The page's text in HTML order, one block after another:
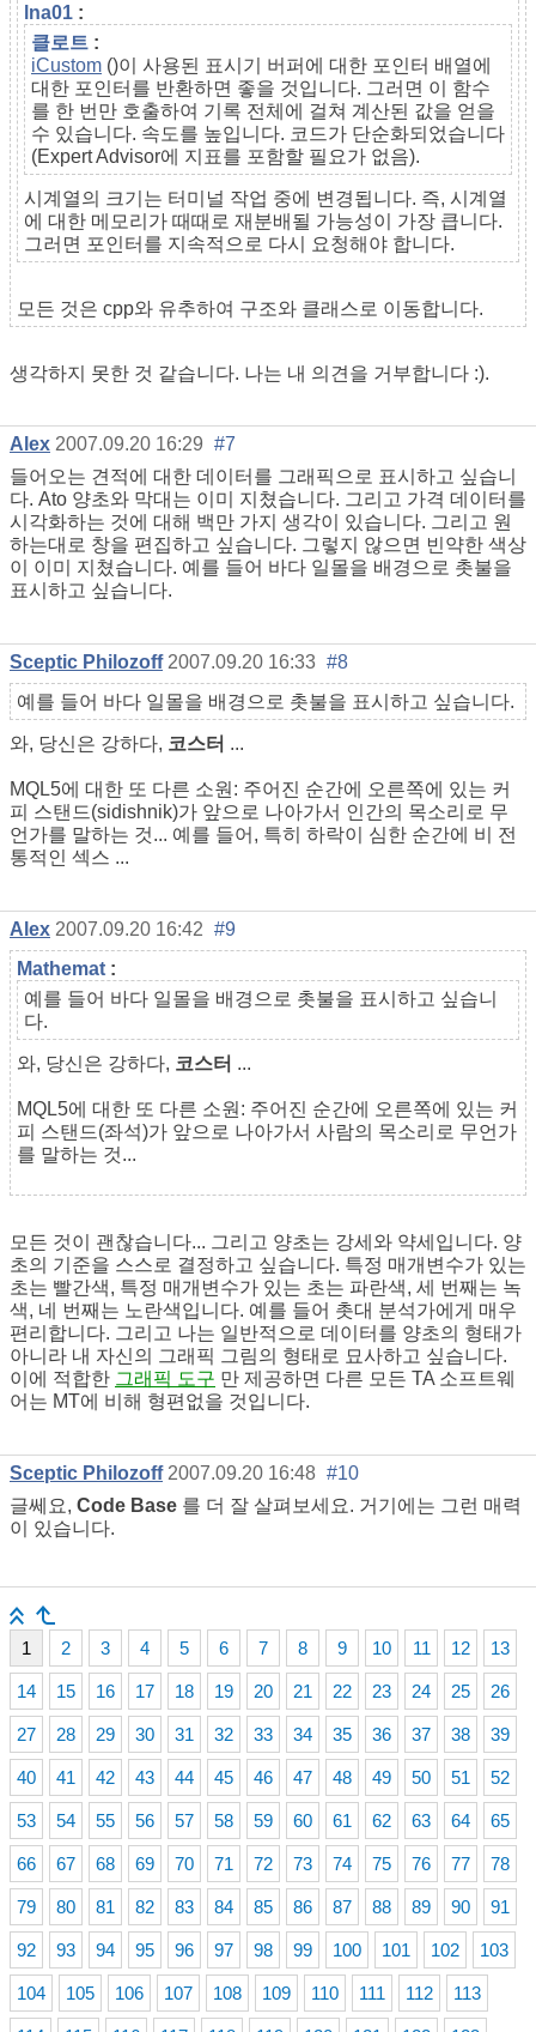
lna01 :
클로트 :
iCustom ()이 사용된 표시기 버퍼에 대한 포인터 배열에
대한 포인터를 반환하면 좋을 것입니다. 그러면 이 함수
를 한 번만 호출하여 기록 전체에 걸쳐 계산된 값을 얻을
수 있습니다. 속도를 높입니다. 코드가 단순화되었습니다
(Expert Advisor에 지표를 포함할 필요가 없음).
시계열의 크기는 터미널 작업 중에 변경됩니다. 즉, 시계열
에 대한 메모리가 때때로 재분배될 가능성이 가장 큽니다.
그러면 포인터를 지속적으로 다시 요청해야 합니다.
모든 것은 cpp와 유추하여 구조와 클래스로 이동합니다.
생각하지 못한 것 같습니다. 나는 내 의견을 거부합니다 :).
Alex 2007.09.20 16:29 #7
들어오는 견적에 대한 데이터를 그래픽으로 표시하고 싶습니
다. Ato 양초와 막대는 이미 지쳤습니다. 그리고 가격 데이터를
시각화하는 것에 대해 백만 가지 생각이 있습니다. 그리고 원
하는대로 창을 편집하고 싶습니다. 그렇지 않으면 빈약한 색상
이 이미 지쳤습니다. 예를 들어 바다 일몰을 배경으로 촛불을
표시하고 싶습니다.
Sceptic Philozoff 2007.09.20 16:33 #8
예를 들어 바다 일몰을 배경으로 촛불을 표시하고 싶습니다.
와, 당신은 강하다, 코스터 ...
MQL5에 대한 또 다른 소원: 주어진 순간에 오른쪽에 있는 커
피 스탠드(sidishnik)가 앞으로 나아가서 인간의 목소리로 무
언가를 말하는 것... 예를 들어, 특히 하락이 심한 순간에 비 전
통적인 섹스 ...
Alex 2007.09.20 16:42 #9
Mathemat :
예를 들어 바다 일몰을 배경으로 촛불을 표시하고 싶습니
다.
와, 당신은 강하다, 코스터 ...
MQL5에 대한 또 다른 소원: 주어진 순간에 오른쪽에 있는 커
피 스탠드(좌석)가 앞으로 나아가서 사람의 목소리로 무언가
를 말하는 것...
모든 것이 괜찮습니다... 그리고 양초는 강세와 약세입니다. 양
초의 기준을 스스로 결정하고 싶습니다. 특정 매개변수가 있는
초는 빨간색, 특정 매개변수가 있는 초는 파란색, 세 번째는 녹
색, 네 번째는 노란색입니다. 예를 들어 촛대 분석가에게 매우
편리합니다. 그리고 나는 일반적으로 데이터를 양초의 형태가
아니라 내 자신의 그래픽 그림의 형태로 묘사하고 싶습니다.
이에 적합한 그래픽 도구 만 제공하면 다른 모든 TA 소프트웨
어는 MT에 비해 형편없을 것입니다.
Sceptic Philozoff 2007.09.20 16:48 #10
글쎄요, Code Base 를 더 잘 살펴보세요. 거기에는 그런 매력
이 있습니다.
1 2 3 4 5 6 7 8 9 10 11 12 13
14 15 16 17 18 19 20 21 22 23 24 25 26
27 28 29 30 31 32 33 34 35 36 37 38 39
40 41 42 43 44 45 46 47 48 49 50 51 52
53 54 55 56 57 58 59 60 61 62 63 64 65
66 67 68 69 70 71 72 73 74 75 76 77 78
79 80 81 82 83 84 85 86 87 88 89 90 91
92 93 94 95 96 97 98 99 100 101 102 103
104 105 106 107 108 109 110 111 112 113